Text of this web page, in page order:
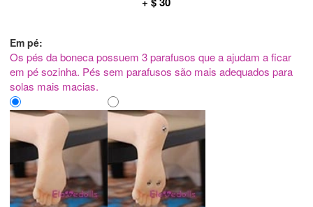
Em pé:
Os pés da boneca possuem 3 parafusos que a ajudam a ficar
em pé sozinha. Pés sem parafusos são mais adequados para
solas mais macias.